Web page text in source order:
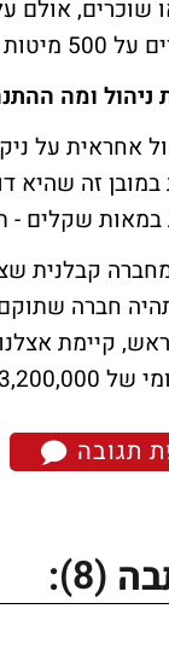
ביחס לנכסים מניבים אחרים".
ניהול ומה
אחראית על
זה שהיא
במאות שקלים -
קבלנית
חברה שתוקם
קיימת
כערבות".
תגובה
(8)
: